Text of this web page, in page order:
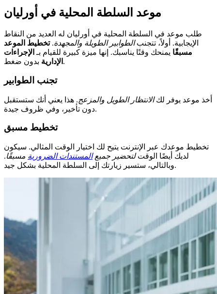
موعد السلطة المحلية في أورليان
طلب موعد في السلطة المحلية في أورليان له العديد من النقاط
الإيجابية. أولاً، تتجنبالطوابير الطويلة والمجهدة.تخطيط الموعد
مسبقًا يمنحك وقتًا يناسبك. إنها ميزة كبيرة للقيام بـ الإجراءات
الإدارية بدون ضغط.
تجنب الطوابير
أخذ موعد يوفر لكالانتظار الطويل والمزعج. هذا يعني أنك ستستقبل
دون تأخير، وفي ظروف جيدة.
تخطيط مسبق
تخطيط موعدك عبر الإنترنت يتيح لك اختيار الوقت المثالي. سيكون
لديك أيضًا الوقتلتحضير جميعالمستندات الضرورية مسبقًا.
وبالتالي، ستسير زيارتك إلى السلطة المحلية بشكل جيد.